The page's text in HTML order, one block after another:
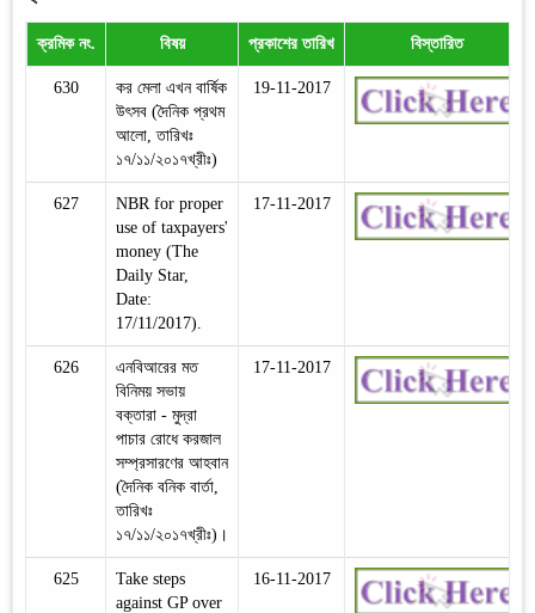
ক্রমিক নং. বিষয় প্রকাশের তারিখ বিস্তারিত
630
কর মেলা এখন বার্ষিক
উৎসব (দৈনিক প্রথম
আলো, তারিখঃ
১৭/১১/২০১৭খ্রীঃ)
19-11-2017
627
NBR for proper
use of taxpayers'
money (The
Daily Star,
Date:
17/11/2017).
17-11-2017
626
এনবিআরের মত
বিনিময় সভায়
বক্তারা - মুদ্রা
পাচার রোধে করজাল
সম্প্রসারণের আহবান
(দৈনিক বনিক বার্তা,
তারিখঃ
১৭/১১/২০১৭খ্রীঃ)।
17-11-2017
625
Take steps
against GP over
16-11-2017